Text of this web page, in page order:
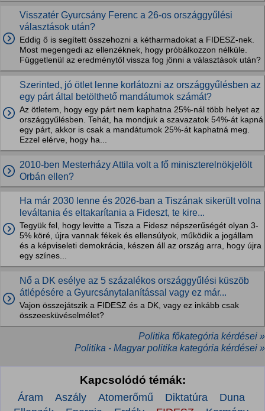
Visszatér Gyurcsány Ferenc a 26-os országgyűlési
választások után?
Eddig ő is segített összehozni a kétharmadokat a FIDESZ-nek.
Most megengedi az ellenzéknek, hogy próbálkozzon nélküle.
Függetlenül az eredménytől vissza fog jönni a választások után?
Szerinted, jó ötlet lenne korlátozni az országgyűlésben az
egy párt által betölthető mandátumok számát?
Az ötletem, hogy egy párt nem kaphatna 25%-nál több helyet az
országgyűlésben. Tehát, ha mondjuk a szavazatok 54%-át kapná
egy párt, akkor is csak a mandátumok 25%-át kaphatná meg.
Ezzel elérve, hogy ha...
2010-ben Mesterházy Attila volt a fő miniszterelnökjelölt
Orbán ellen?
Ha már 2030 lenne és 2026-ban a Tiszának sikerült volna
leváltania és eltakarítania a Fideszt, te kire...
Tegyük fel, hogy levitte a Tisza a Fidesz népszerűségét olyan 3-
5% köré, újra vannak fékek és ellensúlyok, működik a jogállam
és a képviseleti demokrácia, készen áll az ország arra, hogy újra
egy színes...
Nő a DK esélye az 5 százalékos országgyűlési küszöb
átlépésére a Gyurcsánytalanítással vagy ez már...
Vajon összejátszik a FIDESZ és a DK, vagy ez inkább csak
összeesküvéselmélet?
Politika főkategória kérdései »
Politika - Magyar politika kategória kérdései »
Kapcsolódó témák:
Áram Aszály Atomerőmű Diktatúra
Duna